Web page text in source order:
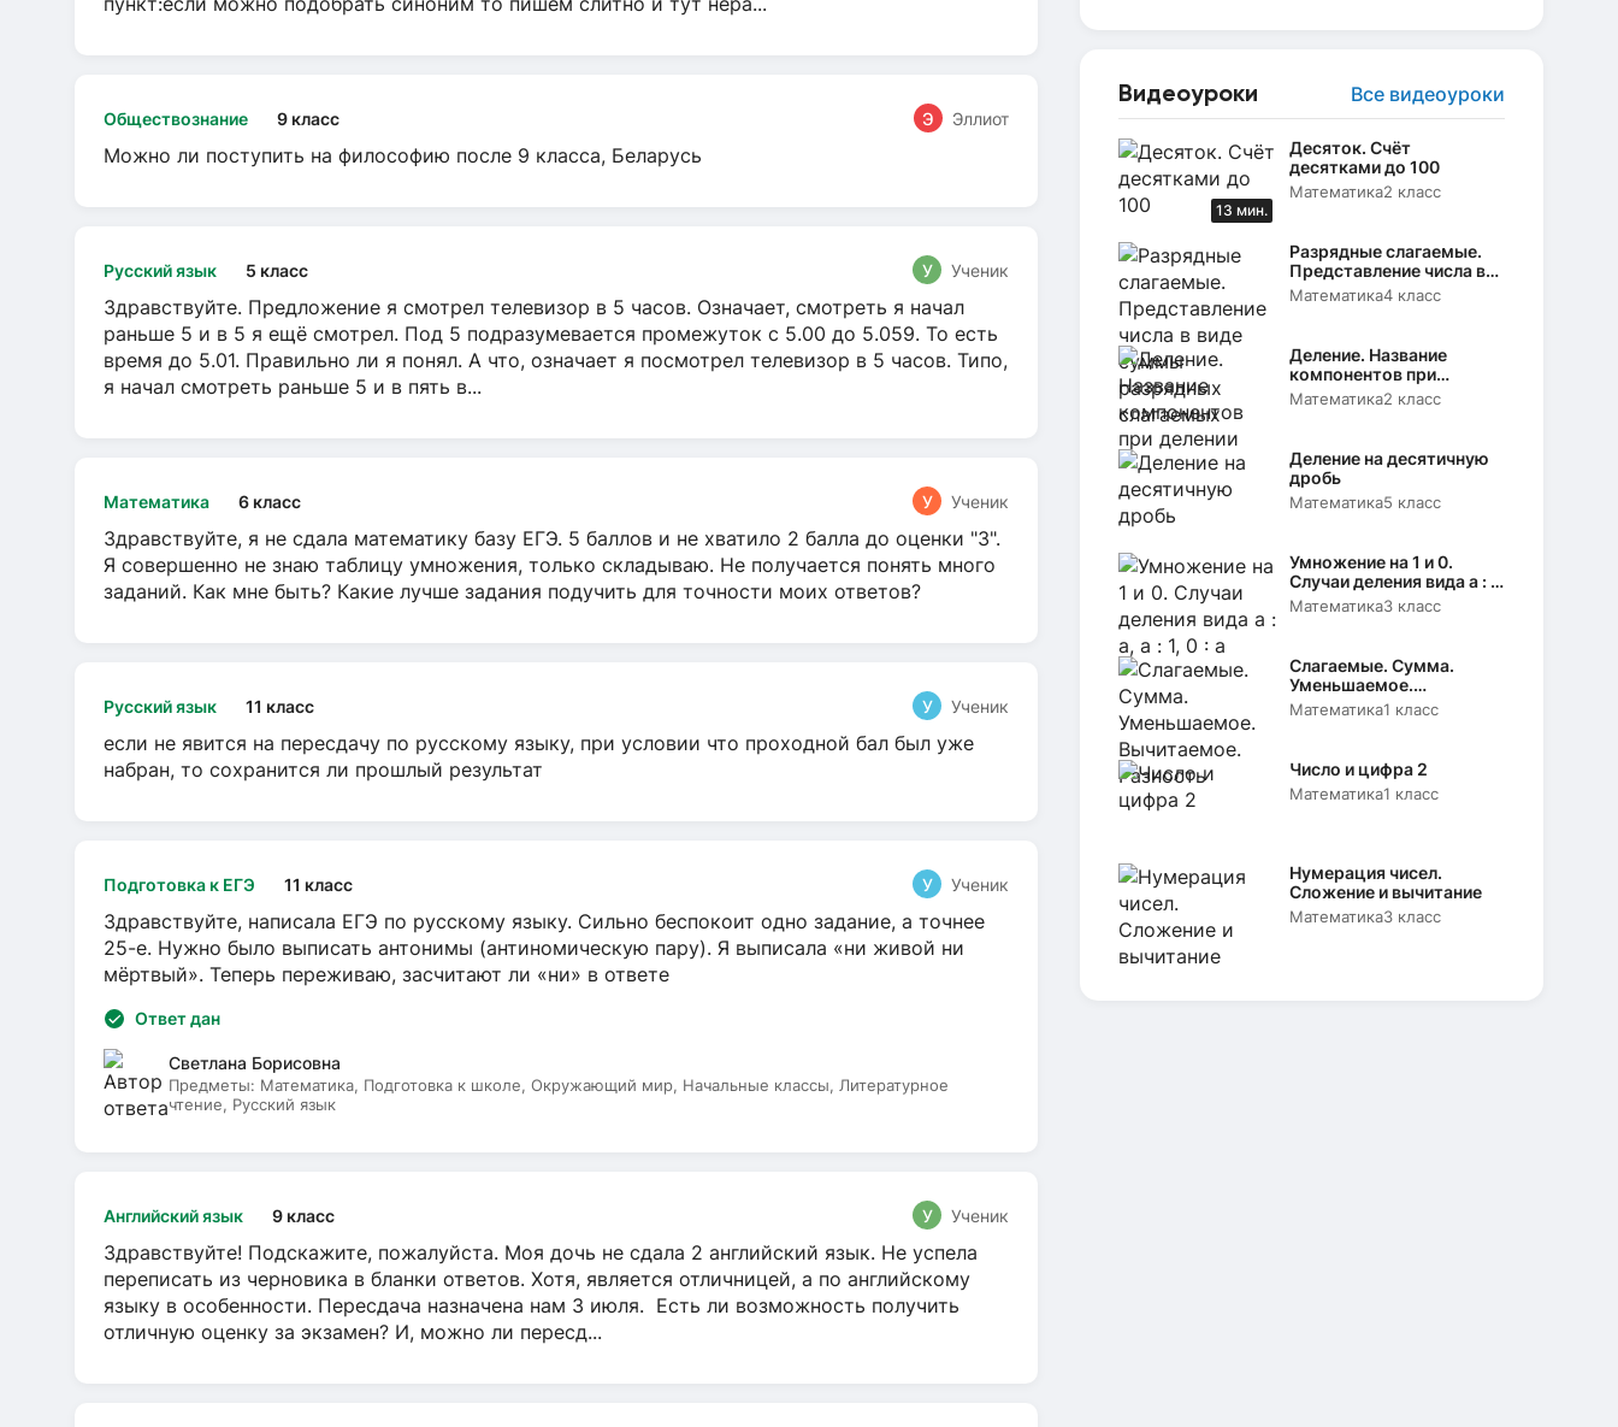
Видеоуроки Все видеоуроки
13 мин.
Десяток. Счёт
десятками до 100
Математика2 класс
Разрядные слагаемые.
Представление числа в
виде суммы разрядных
Математика4 класс
Деление. Название
компонентов при
делении
Математика2 класс
Деление на десятичную
дробь
Математика5 класс
Умножение на 1 и 0.
Случаи деления вида а : а,
а : 1, 0 : а
Математика3 класс
Слагаемые. Сумма.
Уменьшаемое.
Вычитаемое. Разность
Математика1 класс
Число и цифра 2
Математика1 класс
Нумерация чисел.
Сложение и вычитание
Математика3 класс
Обществознание 9 класс Э Эллиот
Можно ли поступить на философию после 9 класса, Беларусь
Русский язык 5 класс У Ученик
Здравствуйте. Предложение я смотрел телевизор в 5 часов. Означает, смотреть я начал
раньше 5 и в 5 я ещё смотрел. Под 5 подразумевается промежуток с 5.00 до 5.059. То есть
время до 5.01. Правильно ли я понял. А что, означает я посмотрел телевизор в 5 часов. Типо,
я начал смотреть раньше 5 и в пять в...
Математика 6 класс У Ученик
Здравствуйте, я не сдала математику базу ЕГЭ. 5 баллов и не хватило 2 балла до оценки "3".
Я совершенно не знаю таблицу умножения, только складываю. Не получается понять много
заданий. Как мне быть? Какие лучше задания подучить для точности моих ответов?
Русский язык 11 класс У Ученик
если не явится на пересдачу по русскому языку, при условии что проходной бал был уже
набран, то сохранится ли прошлый результат
Подготовка к ЕГЭ 11 класс У Ученик
Здравствуйте, написала ЕГЭ по русскому языку. Сильно беспокоит одно задание, а точнее
25-е. Нужно было выписать антонимы (антиномическую пару). Я выписала «ни живой ни
мёртвый». Теперь переживаю, засчитают ли «ни» в ответе
Ответ дан
Светлана Борисовна
Предметы: Математика, Подготовка к школе, Окружающий мир, Начальные классы, Литературное
чтение, Русский язык
Английский язык 9 класс У Ученик
Здравствуйте! Подскажите, пожалуйста. Моя дочь не сдала 2 английский язык. Не успела
переписать из черновика в бланки ответов. Хотя, является отличницей, а по английскому
языку в особенности. Пересдача назначена нам 3 июля. Есть ли возможность получить
отличную оценку за экзамен? И, можно ли пересд...